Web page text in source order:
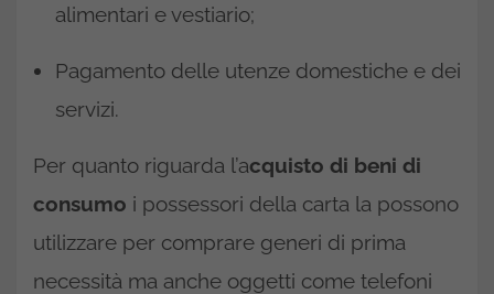
alimentari e vestiario;
Pagamento delle utenze domestiche e dei
servizi.
Per quanto riguarda l’acquisto di beni di
consumo i possessori della carta la possono
utilizzare per comprare generi di prima
necessità ma anche oggetti come telefoni